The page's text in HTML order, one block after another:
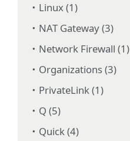
Linux (1)
NAT Gateway (3)
Network Firewall (1)
Organizations (3)
PrivateLink (1)
Q (5)
Quick (4)